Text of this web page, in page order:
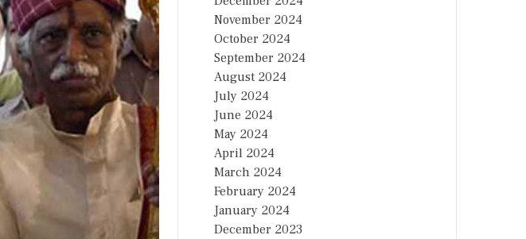
-
ब
ला
’
की
री
फ
बो
ले
-
“
इ
स
से
November 2024
October 2024
September 2024
August 2024
July 2024
June 2024
May 2024
April 2024
March 2024
February 2024
January 2024
December 2023